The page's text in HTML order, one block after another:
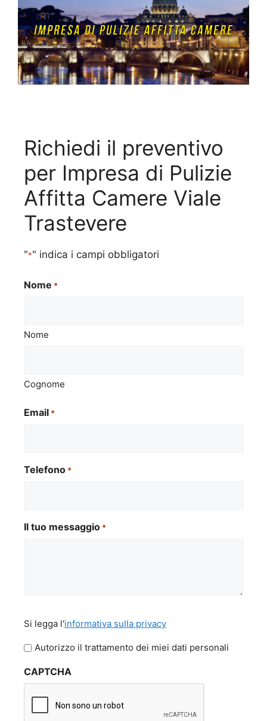
Richiedi il preventivo
per Impresa di Pulizie
Affitta Camere Viale
Trastevere
"*" indica i campi obbligatori
Nome *
Nome
Cognome
Email *
Telefono *
Il tuo messaggio *
legga
l'informativa
privacy
Si legga l'informativa sulla privacy
Autorizzo il trattamento dei miei dati personali
CAPTCHA